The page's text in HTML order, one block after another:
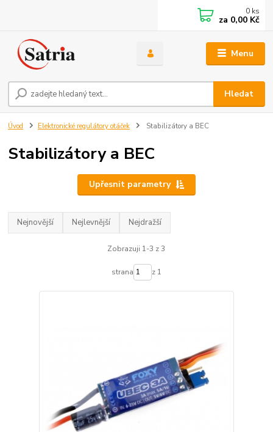
Menu
Hledat
0 ks
za 0,00 Kč
Úvod Elektronické regulátory otáček Stabilizátory a BEC
Stabilizátory a BEC
Upřesnit parametry
Nejnovější Nejlevnější Nejdražší
Zobrazuji 1-3 z 3
strana z 1